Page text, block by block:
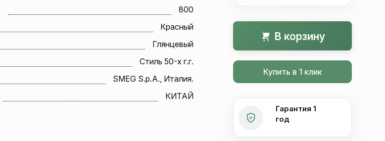
800
Красный
Глянцевый
Стиль 50-х г.г.
SMEG S.p.A., Италия.
КИТАЙ
В корзину
Купить в 1 клик
Гарантия 1
год